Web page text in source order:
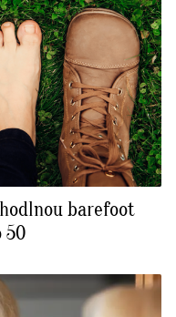
barefoot
50